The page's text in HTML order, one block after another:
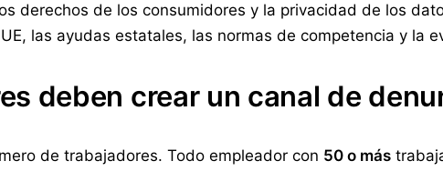
derechos de los consumidores y la privacidad de los
las ayudas estatales, las normas de competencia y la
deben crear un canal de
de trabajadores. Todo empleador con 50 o más